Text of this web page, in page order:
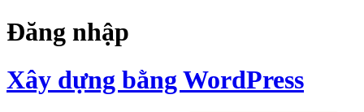
Đăng nhập
Xây dựng bằng WordPress